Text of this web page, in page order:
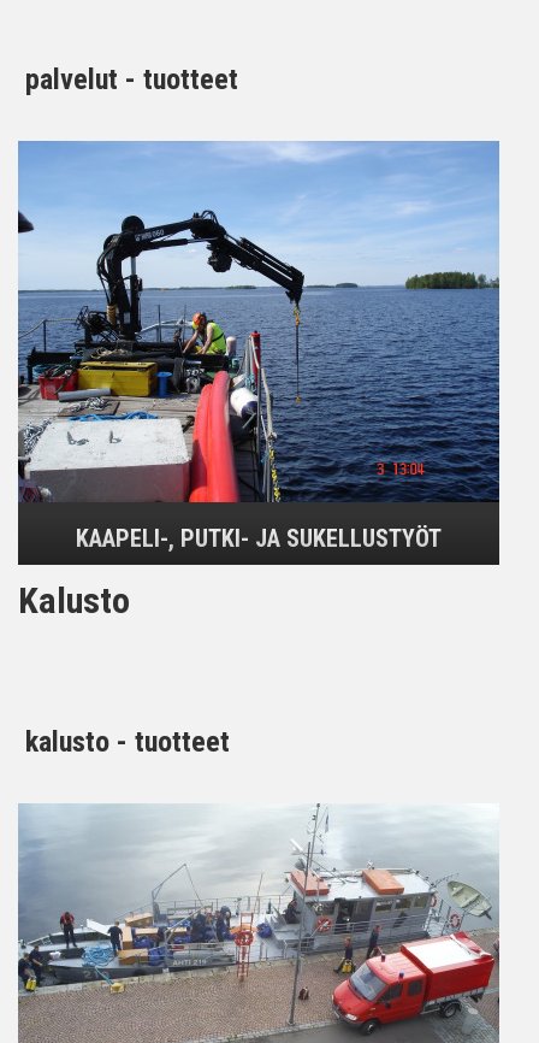
palvelut - tuotteet
KAAPELI-, PUTKI- JA SUKELLUSTYÖT
Kalusto
kalusto - tuotteet